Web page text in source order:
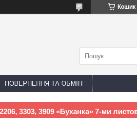
Кошик
ПОВЕРНЕННЯ ТА ОБМІН
3303, 3909 «Буханка» 7-ми